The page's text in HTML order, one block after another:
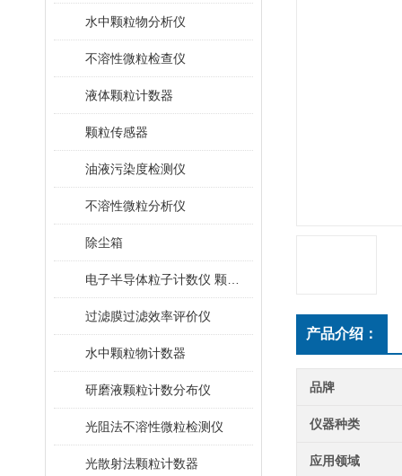
水中颗粒物分析仪
不溶性微粒检查仪
液体颗粒计数器
颗粒传感器
油液污染度检测仪
不溶性微粒分析仪
除尘箱
过滤膜过滤效率评价仪
水中颗粒物计数器
研磨液颗粒计数分布仪
光阻法不溶性微粒检测仪
光散射法颗粒计数器
产品介绍：
品牌
仪器种类
应用领域